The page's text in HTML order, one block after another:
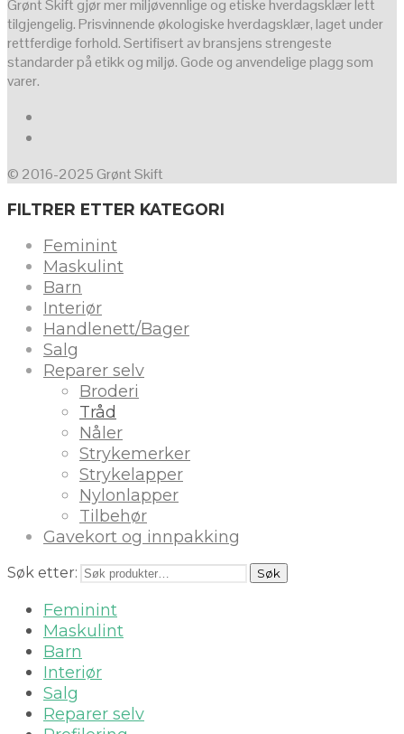
Grønt Skift gjør mer miljøvennlige og etiske hverdagsklær lett
tilgjengelig. Prisvinnende økologiske hverdagsklær, laget under
rettferdige forhold. Sertifisert av bransjens strengeste
standarder på etikk og miljø. Gode og anvendelige plagg som
varer.
© 2016-2025 Grønt Skift
FILTRER ETTER KATEGORI
Feminint
Maskulint
Barn
Interiør
Handlenett/Bager
Salg
Reparer selv
Broderi
Tråd
Nåler
Strykemerker
Strykelapper
Nylonlapper
Tilbehør
Gavekort og innpakking
Søk etter: Søk
Feminint
Maskulint
Barn
Interiør
Salg
Reparer selv